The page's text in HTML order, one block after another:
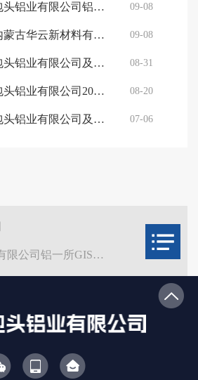
包头铝业有限公司铝一所GIS站耐压试验项目 09-08
内蒙古华云新材料有限公司动力厂铝五所220kv断路器维修 09-08
包头铝业有限公司及内蒙古华云新材料有限公司2022年废铁渣处置（利用）竞价销售公告 08-31
包头铝业有限公司2022年8月部分水法电解质竞价销售公告 08-20
包头铝业有限公司及内蒙古华云新材料有限公司2022年7月磷铁浇铸废料 处置（利用）竞价销售公告 07-06
下一篇: 包头铝业有限公司铝一所GIS站耐压试验项目